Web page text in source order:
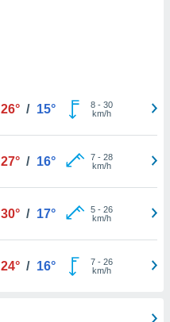
26° / 15° 8- 30
km/h
27° / 16° 7- 28
km/h
30° / 17° 5- 26
km/h
24° / 16° 7- 26
km/h